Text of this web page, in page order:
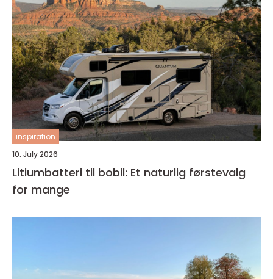
inspiration
10. July 2026
Litiumbatteri til bobil: Et naturlig førstevalg
for mange